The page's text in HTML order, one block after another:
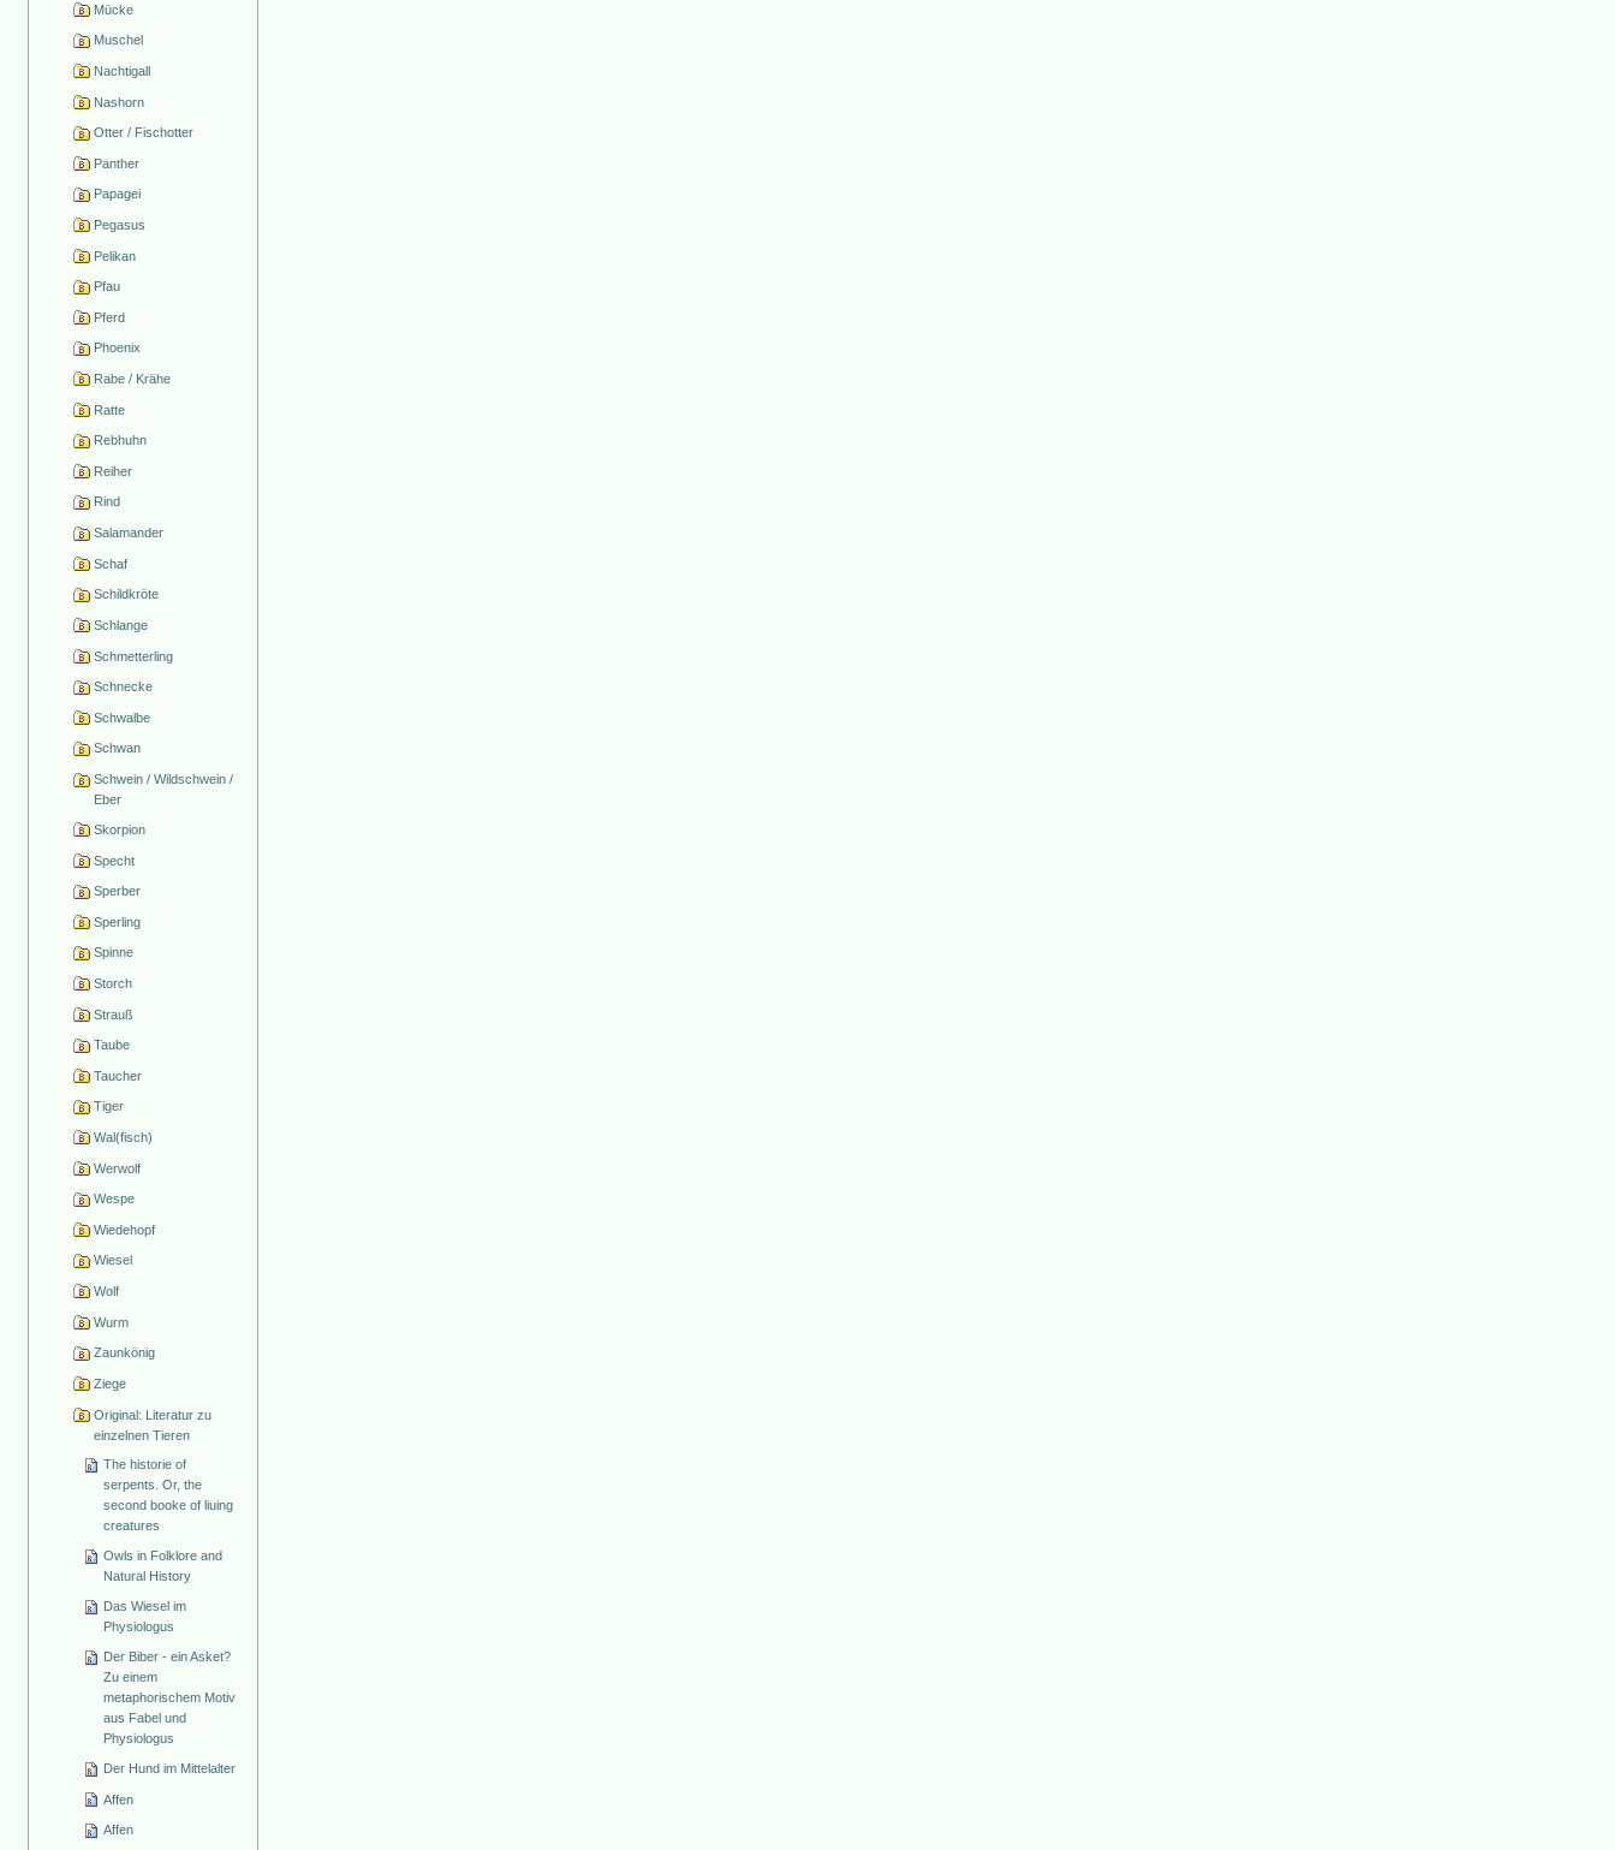
Mücke
Muschel
Nachtigall
Nashorn
Otter / Fischotter
Panther
Papagei
Pegasus
Pelikan
Pfau
Pferd
Phoenix
Rabe / Krähe
Ratte
Rebhuhn
Reiher
Rind
Salamander
Schaf
Schildkröte
Schlange
Schmetterling
Schnecke
Schwalbe
Schwan
Schwein / Wildschwein /
Eber
Skorpion
Specht
Sperber
Sperling
Spinne
Storch
Strauß
Taube
Taucher
Tiger
Wal(fisch)
Werwolf
Wespe
Wiedehopf
Wiesel
Wolf
Wurm
Zaunkönig
Ziege
Original: Literatur zu
einzelnen Tieren
The historie of
serpents. Or, the
second booke of liuing
creatures
Owls in Folklore and
Natural History
Das Wiesel im
Physiologus
Der Biber - ein Asket?
Zu einem
metaphorischem Motiv
aus Fabel und
Physiologus
Der Hund im Mittelalter
Affen
Affen